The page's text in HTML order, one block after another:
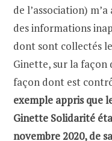
de l’association)
des informations
dont sont collectés
Ginette, sur la façon
façon dont est
exemple appris que
Ginette Solidarité
novembre 2020, de